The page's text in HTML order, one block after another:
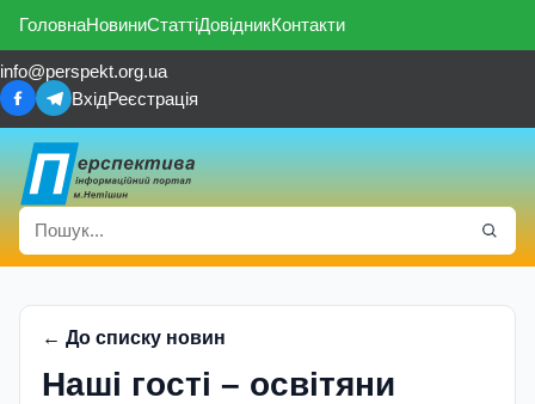
ГоловнаНовиниСтаттіДовідникКонтакти
info@perspekt.org.ua
ВхідРеєстрація
← До списку новин
Наші гостi – освiтяни